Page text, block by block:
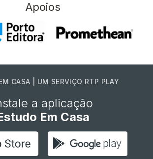
Apoios
CASA | UM SERVIÇO RTP PLAY
a aplicação
Em Casa